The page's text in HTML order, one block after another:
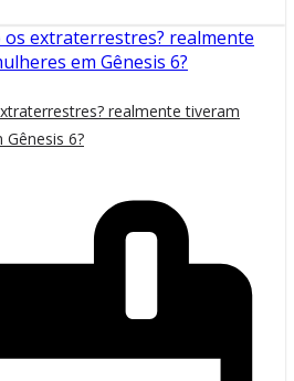
realmente tiveram
6?